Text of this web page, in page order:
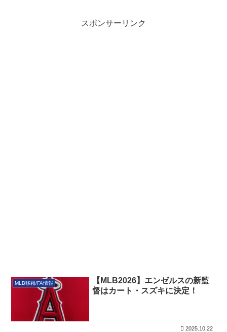
スポンサーリンク
MLB移籍/FA情報
【MLB2026】エンゼルスの新監
督はカート・スズキに決定！
2025.10.22